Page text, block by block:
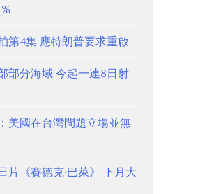
第4集 應特朗普要求重啟
部分海域 今起一連8日射
美國在台灣問題立場並無
片《賽德克·巴萊》 下月大